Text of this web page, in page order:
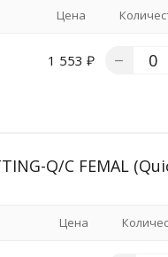
Цена
1 553 ₽
Q/C FEMAL
Цена